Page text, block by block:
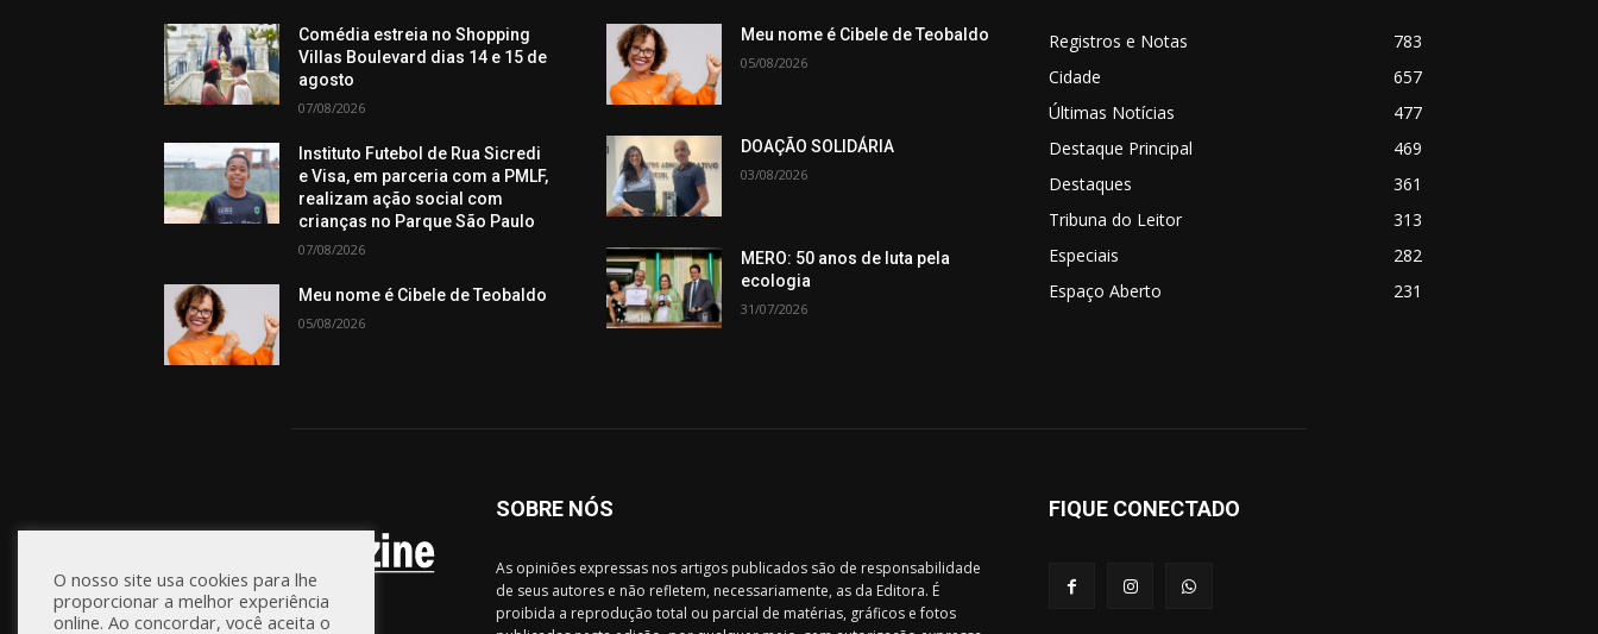
Comédia estreia no Shopping
Villas Boulevard dias 14 e 15 de
agosto
07/08/2026
Instituto Futebol de Rua Sicredi
e Visa, em parceria com a PMLF,
realizam ação social com
crianças no Parque São Paulo
07/08/2026
Meu nome é Cibele de Teobaldo
05/08/2026
Meu nome é Cibele de Teobaldo
05/08/2026
DOAÇÃO SOLIDÁRIA
03/08/2026
MERO: 50 anos de luta pela
ecologia
31/07/2026
Registros e Notas
783
Cidade
657
Últimas Notícias
477
Destaque Principal
469
Destaques
361
Tribuna do Leitor
313
Especiais
282
Espaço Aberto
231
SOBRE NÓS
As opiniões expressas nos artigos publicados são de responsabilidade
de seus autores e não refletem, necessariamente, as da Editora. É
proibida a reprodução total ou parcial de matérias, gráficos e fotos
FIQUE CONECTADO
O nosso site usa cookies para lhe
proporcionar a melhor experiência
online. Ao concordar, você aceita o